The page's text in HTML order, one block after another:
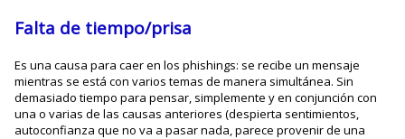
Falta de tiempo/prisa
Es una causa para caer en los phishings: se recibe un mensaje
mientras se está con varios temas de manera simultánea. Sin
demasiado tiempo para pensar, simplemente y en conjunción con
una o varias de las causas anteriores (despierta sentimientos,
autoconfianza que no va a pasar nada, parece provenir de una